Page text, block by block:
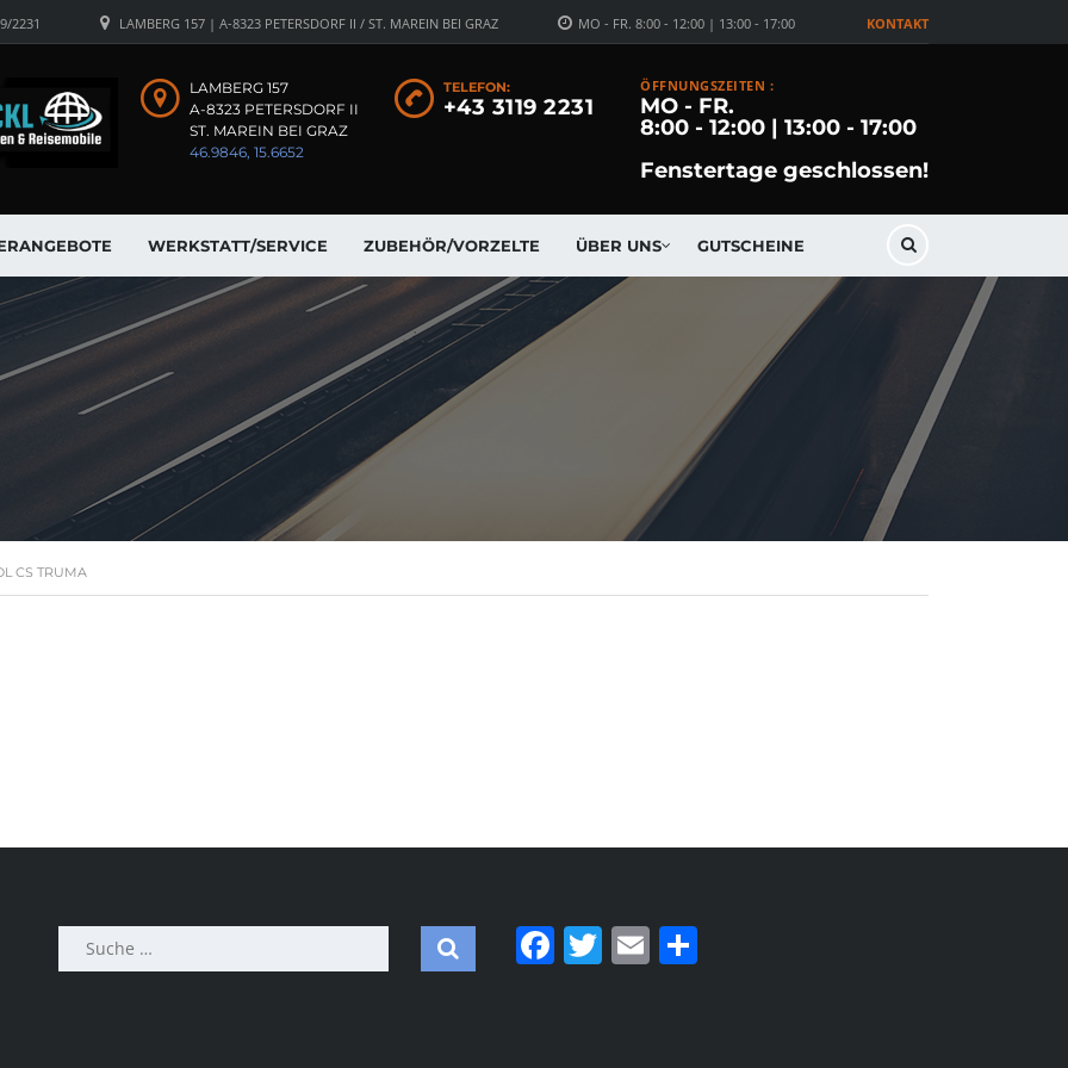
KONTAKT
MO - FR. 8:00 - 12:00 | 13:00 - 17:00
LAMBERG 157 | A-8323 PETERSDORF II / ST. MAREIN BEI GRAZ
2231
ÖFFNUNGSZEITEN :
MO - FR.
8:00 - 12:00 | 13:00 - 17:00
Fenstertage geschlossen!
TELEFON:
+43 3119 2231
LAMBERG 157
A-8323 PETERSDORF II
ST. MAREIN BEI GRAZ
46.9846, 15.6652
WERKSTATT/SERVICE ZUBEHÖR/VORZELTE ÜBER UNS GUTSCHEINE
CS TRUMA
Suche
Facebook
Twitter
EmailTeilen